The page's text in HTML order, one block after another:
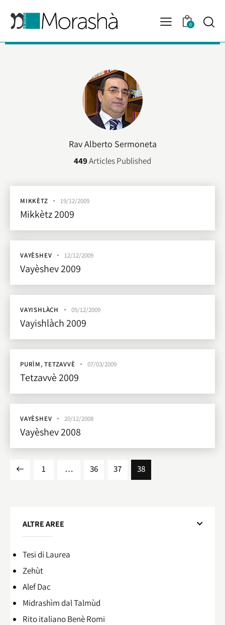
0
Rav Alberto Sermoneta
449Articles Published
MIKKÈTZ 19/12/2009
Mikkètz 2009
VAYÈSHEV 12/12/2009
Vayèshev 2009
VAYISHLÀCH 05/12/2009
Vayishlàch 2009
PURÌM,TETZAVVÈ 07/03/2009
Tetzavvè 2009
VAYÈSHEV 20/12/2008
Vayèshev 2008
1 … 36 37 38
ALTRE AREE
Tesi di Laurea
Zehùt
Alef Dac
Midrashìm dal Talmùd
Rito italiano Benè Romi​